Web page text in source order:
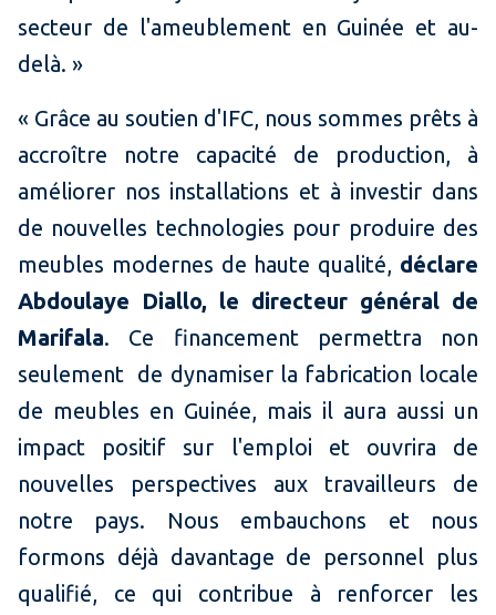
secteur de l'ameublement en Guinée et au-
delà. »
« Grâce au soutien d'IFC, nous sommes prêts à
accroître notre capacité de production, à
améliorer nos installations et à investir dans
de nouvelles technologies pour produire des
meubles modernes de haute qualité, déclare
Abdoulaye Diallo, le directeur général de
Marifala. Ce financement permettra non
seulement de dynamiser la fabrication locale
de meubles en Guinée, mais il aura aussi un
impact positif sur l'emploi et ouvrira de
nouvelles perspectives aux travailleurs de
notre pays. Nous embauchons et nous
formons déjà davantage de personnel plus
qualifié, ce qui contribue à renforcer les